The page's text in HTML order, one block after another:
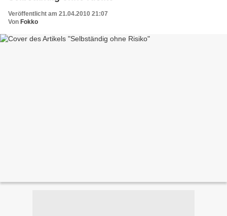
Veröffentlicht am 21.04.2010 21:07
Von Fokko